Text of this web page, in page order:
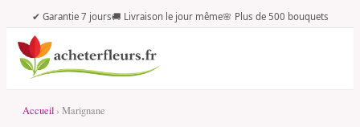
✔ Garantie 7 jours🚚 Livraison le jour même🌸 Plus de 500 bouquets
Accueil › Marignane